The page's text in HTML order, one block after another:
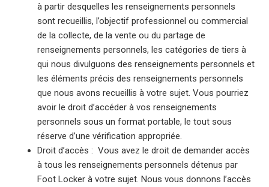
à partir desquelles les renseignements personnels
sont recueillis, l’objectif professionnel ou commercial
de la collecte, de la vente ou du partage de
renseignements personnels, les catégories de tiers à
qui nous divulguons des renseignements personnels et
les éléments précis des renseignements personnels
que nous avons recueillis à votre sujet. Vous pourriez
avoir le droit d’accéder à vos renseignements
personnels sous un format portable, le tout sous
réserve d’une vérification appropriée.
Droit d’accès : Vous avez le droit de demander accès
à tous les renseignements personnels détenus par
Foot Locker à votre sujet. Nous vous donnons l’accès